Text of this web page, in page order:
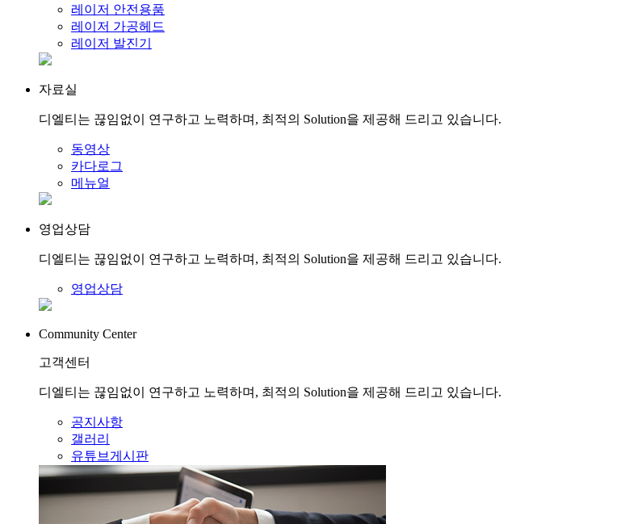
레이저 안전용품
레이저 가공헤드
레이저 발진기
자료실
디엘티는 끊임없이 연구하고 노력하며, 최적의 Solution을 제공해 드리고 있습니다.
동영상
카다로그
메뉴얼
영업상담
디엘티는 끊임없이 연구하고 노력하며, 최적의 Solution을 제공해 드리고 있습니다.
영업상담
Community Center
고객센터
디엘티는 끊임없이 연구하고 노력하며, 최적의 Solution을 제공해 드리고 있습니다.
공지사항
갤러리
유튜브게시판